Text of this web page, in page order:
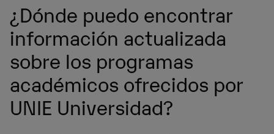
¿Dónde puedo encontrar
información actualizada
sobre los programas
académicos ofrecidos por
UNIE Universidad?